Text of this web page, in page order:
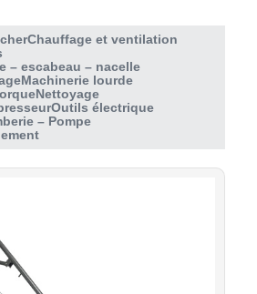
Chauffage et ventilation
– escabeau – nacelle
Machinerie lourde
Nettoyage
Outils électrique
– Pompe